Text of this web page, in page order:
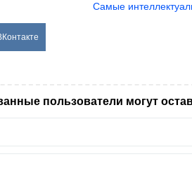
Самые
пользователи могут